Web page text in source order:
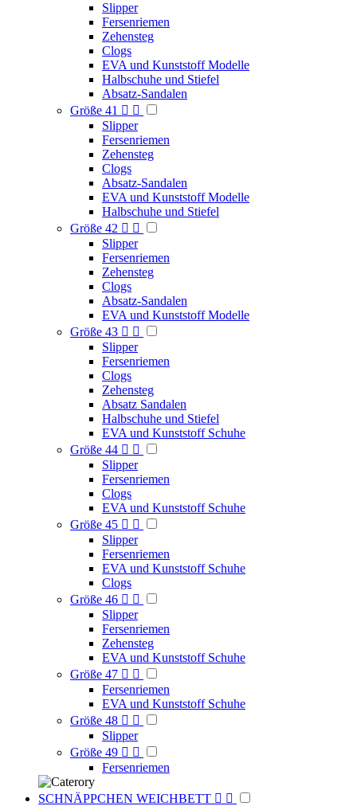
Slipper
Fersenriemen
Zehensteg
Clogs
EVA und Kunststoff Modelle
Halbschuhe und Stiefel
Absatz-Sandalen
Größe 41  
Slipper
Fersenriemen
Zehensteg
Clogs
Absatz-Sandalen
EVA und Kunststoff Modelle
Halbschuhe und Stiefel
Größe 42  
Slipper
Fersenriemen
Zehensteg
Clogs
Absatz-Sandalen
EVA und Kunststoff Modelle
Größe 43  
Slipper
Fersenriemen
Clogs
Zehensteg
Absatz Sandalen
Halbschuhe und Stiefel
EVA und Kunststoff Schuhe
Größe 44  
Slipper
Fersenriemen
Clogs
EVA und Kunststoff Schuhe
Größe 45  
Slipper
Fersenriemen
EVA und Kunststoff Schuhe
Clogs
Größe 46  
Slipper
Fersenriemen
Zehensteg
EVA und Kunststoff Schuhe
Größe 47  
Fersenriemen
EVA und Kunststoff Schuhe
Größe 48  
Slipper
Größe 49  
Fersenriemen
SCHNÄPPCHEN WEICHBETT  